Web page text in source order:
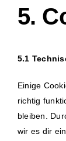
5.
5.1
Einige
richtig
bleiben.
wir es dir